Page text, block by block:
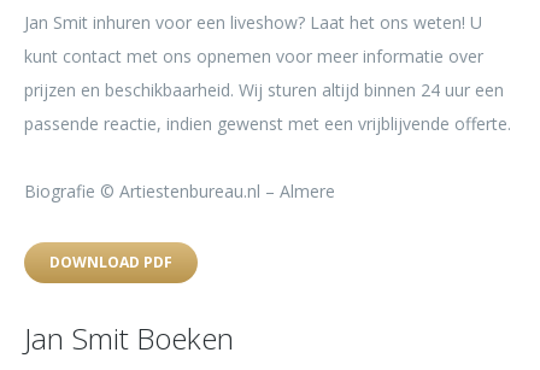
Jan Smit inhuren voor een liveshow? Laat het ons weten! U
kunt contact met ons opnemen voor meer informatie over
prijzen en beschikbaarheid. Wij sturen altijd binnen 24 uur een
passende reactie, indien gewenst met een vrijblijvende offerte.
Biografie © Artiestenbureau.nl – Almere
DOWNLOAD PDF
Jan Smit Boeken